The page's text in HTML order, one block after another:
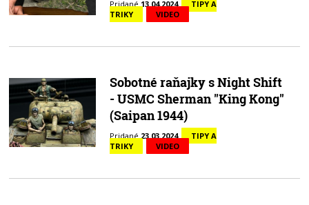
Pridané13.04.2024
TIPY A
TRIKY
VIDEO
Sobotné raňajky s Night Shift
- USMC Sherman "King Kong"
(Saipan 1944)
Pridané23.03.2024
TIPY A
TRIKY
VIDEO